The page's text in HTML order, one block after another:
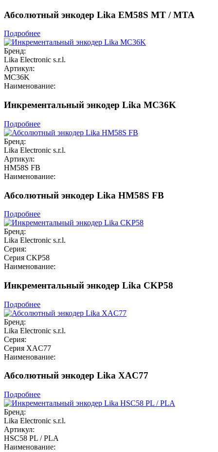
Абсолютный энкодер Lika EM58S MT / MTA
Подробнее
Бренд:
Lika Electronic s.r.l.
Артикул:
MC36K
Наименование:
Инкрементальный энкодер Lika MC36K
Подробнее
Бренд:
Lika Electronic s.r.l.
Артикул:
HM58S FB
Наименование:
Абсолютный энкодер Lika HM58S FB
Подробнее
Бренд:
Lika Electronic s.r.l.
Серия:
Серия CKP58
Наименование:
Инкрементальный энкодер Lika CKP58
Подробнее
Бренд:
Lika Electronic s.r.l.
Серия:
Серия XAC77
Наименование:
Абсолютный энкодер Lika XAC77
Подробнее
Бренд:
Lika Electronic s.r.l.
Артикул:
HSC58 PL / PLA
Наименование: